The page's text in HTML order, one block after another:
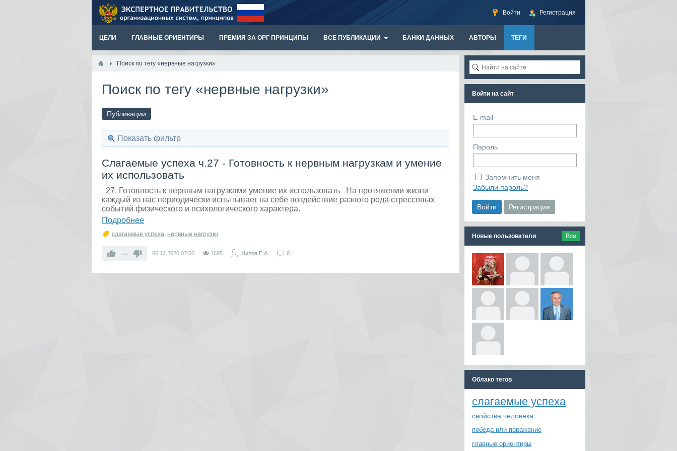
Войти Регистрация
ЦЕЛИ ГЛАВНЫЕ ОРИЕНТИРЫ ПРЕМИЯ ЗА ОРГ ПРИНЦИПЫ ВСЕ ПУБЛИКАЦИИ БАНКИ ДАННЫХ АВТОРЫ ТЕГИ
Поиск по тегу «нервные нагрузки»
Поиск по тегу «нервные нагрузки»
Публикации
Показать фильтр
Слагаемые успеха ч.27 - Готовность к нервным нагрузкам и умение
их использовать
27. Готовность к нервным нагрузками умение их использовать На протяжении жизни
каждый из нас периодически испытывает на себе воздействие разного рода стрессовых
событий физического и психологического характера.
Подробнее
слагаемые успеха, нервные нагрузки
— 06.12.2020 07:50 1695 Шилов Е.А. 0
Войти на сайт
E-mail
Пароль
Запомнить меня
Забыли пароль?
Новые пользователи Все
Облако тегов
слагаемые успеха
свойства человека
победа или поражение
главные ориентиры